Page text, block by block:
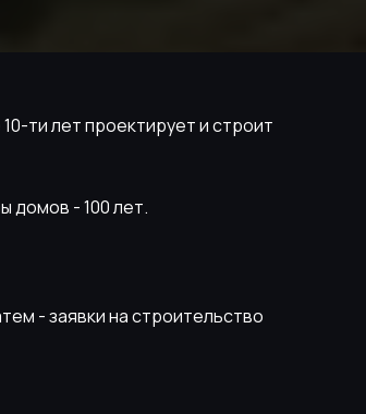
ти лет проектирует и строит
домов - 100 лет.
- заявки на строительство